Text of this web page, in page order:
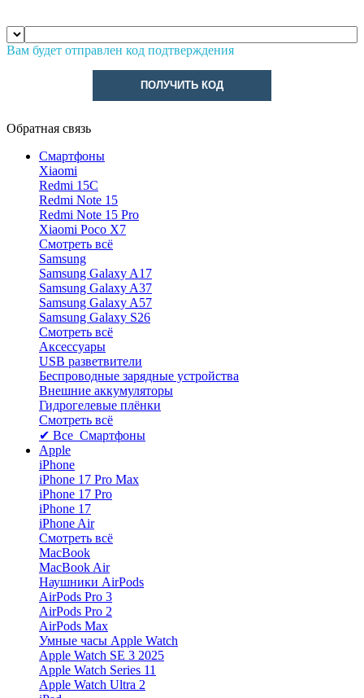
Вам будет отправлен код подтверждения
ПОЛУЧИТЬ КОД
Обратная связь
Смартфоны
Xiaomi
Redmi 15C
Redmi Note 15
Redmi Note 15 Pro
Xiaomi Poco X7
Смотреть всё
Samsung
Samsung Galaxy A17
Samsung Galaxy A37
Samsung Galaxy A57
Samsung Galaxy S26
Смотреть всё
Аксессуары
USB разветвители
Беспроводные зарядные устройства
Внешние аккумуляторы
Гидрогелевые плёнки
Смотреть всё
✔ Все Смартфоны
Apple
iPhone
iPhone 17 Pro Max
iPhone 17 Pro
iPhone 17
iPhone Air
Смотреть всё
MacBook
MacBook Air
Наушники AirPods
AirPods Pro 3
AirPods Pro 2
AirPods Max
Умные часы Apple Watch
Apple Watch SE 3 2025
Apple Watch Series 11
Apple Watch Ultra 2